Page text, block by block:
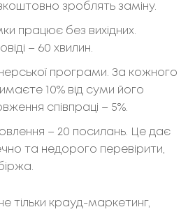
зроблять заміну.
працює без вихідних.
– 60 хвилин.
програми. За кожного
10% від суми його
співпраці – 5%.
– 20 посилань. Це дає
та недорого перевірити,
тільки крауд-маркетинг,